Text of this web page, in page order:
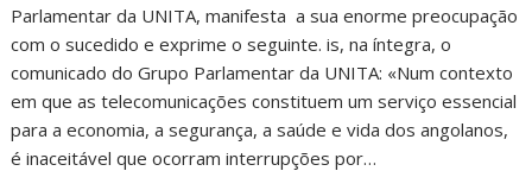
Parlamentar da UNITA, manifesta a sua enorme preocupação
com o sucedido e exprime o seguinte. is, na íntegra, o
comunicado do Grupo Parlamentar da UNITA: «Num contexto
em que as telecomunicações constituem um serviço essencial
para a economia, a segurança, a saúde e vida dos angolanos,
é inaceitável que ocorram interrupções por…